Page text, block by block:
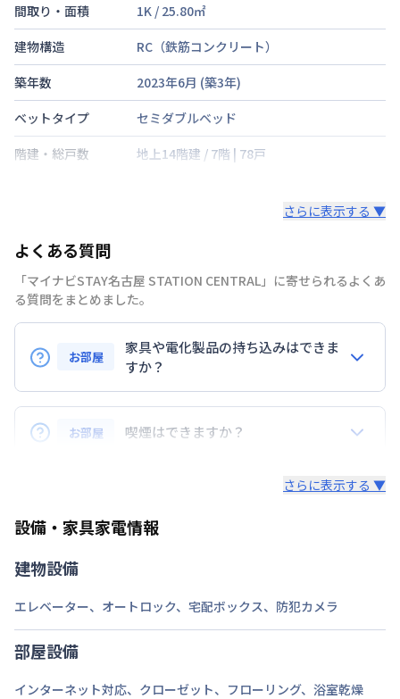
間取り・面積
1K / 25.80㎡
建物構造
RC（鉄筋コンクリート）
築年数
2023年6月 (築3年)
ベットタイプ
セミダブルベッド
階建・総戸数
地上14階建 / 7階 | 78戸
禁煙・喫煙
交通 名古屋市東山線
定員
2名
駐車場
次回更新日
さらに表示する ▼
よくある質問
「マイナビSTAY名古屋 STATION CENTRAL」に寄せられるよくあ
る質問をまとめました。
お部屋
家具や電化製品の持ち込みはできま
すか？
お持ち込みいただけます。
ただし、標準設備として部屋に備え付けの家具・家電
以外の扱いについては当社では責任を負いかねます。
また、お持ち込みいただいた家具や家電はご退去時に
お部屋 喫煙はできますか？
さらに表示する ▼
設備・家具家電情報
建物設備
エレベーター、 オートロック、 宅配ボックス、 防犯カメラ
部屋設備
インターネット対応、 クローゼット、 フローリング、 浴室乾燥